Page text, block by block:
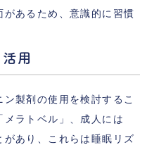
あるため、意識的に習慣
用
製剤の使用を検討するこ
ラトベル」、成人には
があり、これらは睡眠リズ